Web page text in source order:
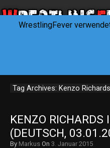
Tag Archives: Kenzo
KENZO RICHARDS
(DEUTSCH,
By Markus On 3. Januar 2015
WrestlingFever